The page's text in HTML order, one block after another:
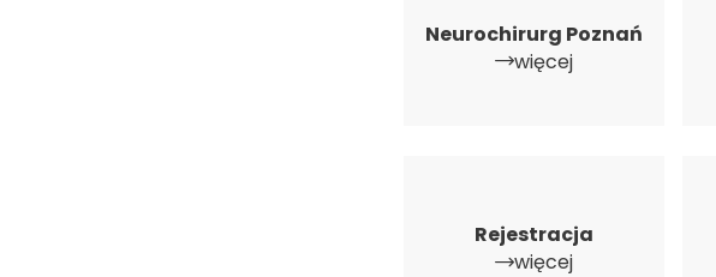
Neurochirurg Poznań
więcej
Rejestracja
więcej